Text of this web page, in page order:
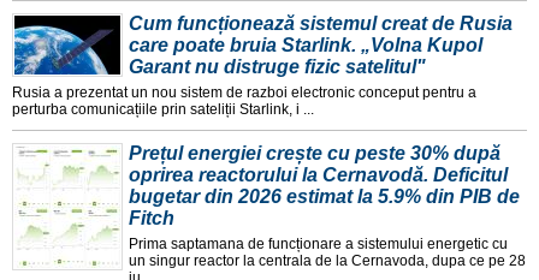
Cum funcționează sistemul creat de Rusia
care poate bruia Starlink. „Volna Kupol
Garant nu distruge fizic satelitul"
Rusia a prezentat un nou sistem de razboi electronic conceput pentru a
perturba comunicațiile prin sateliții Starlink, i ...
Prețul energiei crește cu peste 30% după
oprirea reactorului la Cernavodă. Deficitul
bugetar din 2026 estimat la 5.9% din PIB de
Fitch
Prima saptamana de funcționare a sistemului energetic cu
un singur reactor la centrala de la Cernavoda, dupa ce pe 28